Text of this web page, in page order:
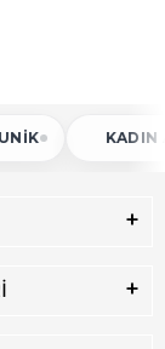
KADIN ATLET